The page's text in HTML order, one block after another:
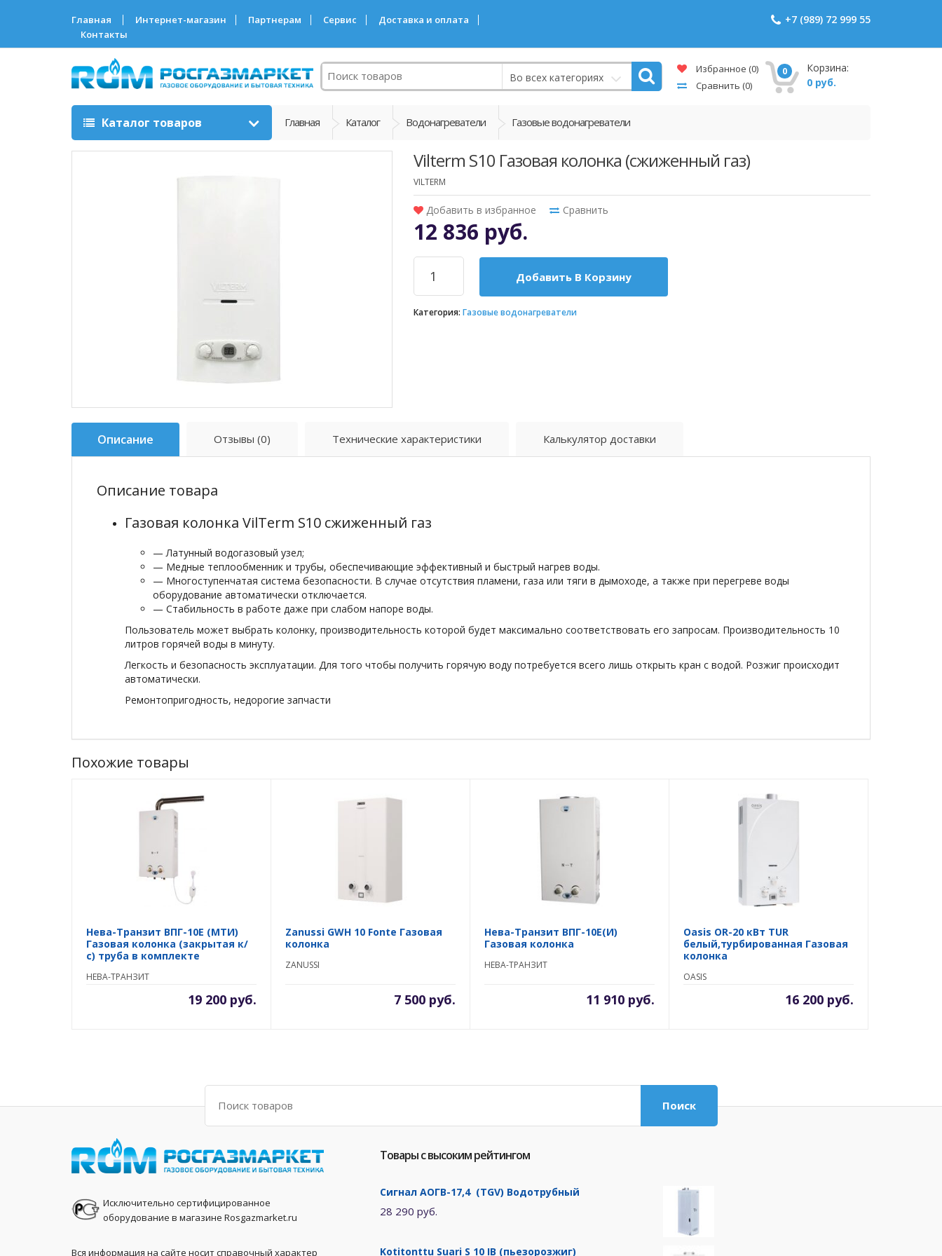
Главная Интернет-магазин Партнерам Сервис
Доставка и оплата
Контакты
+7 (989) 72 999 55
Поиск
Во всех категориях
Избранное (0)
Сравнить (0)
0
Корзина:
0 руб.
Каталог товаров Главная Каталог Водонагреватели Газовые водонагреватели
Vilterm S10 Газовая колонка (сжиженный газ)
VILTERM
Добавить в избранное Сравнить
12 836 руб.
Добавить В Корзину
Категория: Газовые водонагреватели
Описание Отзывы (0) Технические характеристики Калькулятор доставки
Описание товара
Газовая колонка VilTerm S10 сжиженный газ
— Латунный водогазовый узел;
— Медные теплообменник и трубы, обеспечивающие эффективный и быстрый нагрев воды.
— Многоступенчатая система безопасности. В случае отсутствия пламени, газа или тяги в дымоходе, а также при перегреве воды
оборудование автоматически отключается.
— Стабильность в работе даже при слабом напоре воды.
Пользователь может выбрать колонку, производительность которой будет максимально соответствовать его запросам. Производительность 10
литров горячей воды в минуту.
Легкость и безопасность эксплуатации. Для того чтобы получить горячую воду потребуется всего лишь открыть кран с водой. Розжиг происходит
автоматически.
Ремонтопригодность, недорогие запчасти
Похожие товары
Нева-Транзит ВПГ-10E (MTИ)
Газовая колонка (закрытая к/
с) труба в комплекте
НЕВА-ТРАНЗИТ
19 200 руб.
Zanussi GWH 10 Fonte Газовая
колонка
ZANUSSI
7 500 руб.
Нева-Транзит ВПГ-10E(И)
Газовая колонка
НЕВА-ТРАНЗИТ
11 910 руб.
Oasis OR-20 кВт TUR
белый,турбированная Газовая
колонка
OASIS
16 200 руб.
Поиск
Поиск
Исключительно сертифицированное
оборудование в магазине Rosgazmarket.ru
Вся информация на сайте носит справочный характер
Товары с высоким рейтингом
Сигнал АОГВ-17,4 (TGV) Водотрубный
28 290 руб.
Kotitonttu Suari S 10 IB (пьезорозжиг)